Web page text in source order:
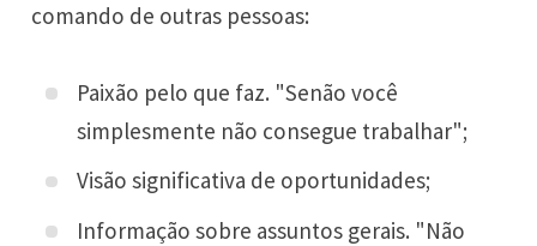
comando de outras pessoas:
Paixão pelo que faz. "Senão você
simplesmente não consegue trabalhar";
Visão significativa de oportunidades;
Informação sobre assuntos gerais. "Não